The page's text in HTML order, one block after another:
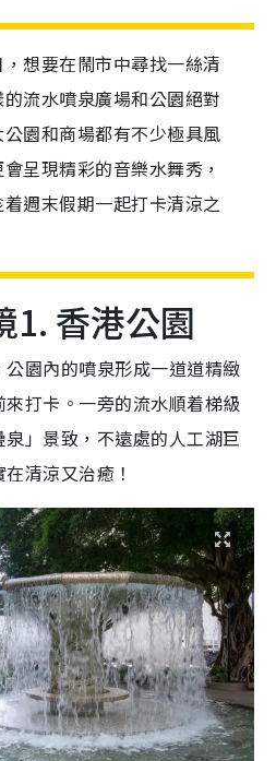
想要在鬧市中尋找一絲清
流水噴泉廣場和公園絕對
園和商場都有不少極具風
呈現精彩的音樂水舞秀，
週末假期一起打卡清涼之
1. 香港公園
園內的噴泉形成一道道精緻
打卡。一旁的流水順着梯級
」景致，不遠處的人工湖巨
清涼又治癒！